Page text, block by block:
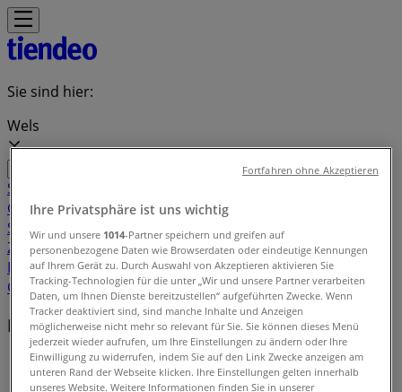
Sie sind hier:
Wels
Schnäppchen
GartencenterMöbel & WohnenMode &
Schuhe
Elektronik Sport
Auto, Motorrad &
ZubehörDrogerien & ParfümerienBücher &
BürobedarfRestaurantsReisenApotheken &
GesundheitSpielzeug & Baby
Lokale Marken
Tiendeo in Wels»
Ihre Privatsphäre ist uns wichtig
Wir und unsere 1014-Partner speichern und greifen auf
personenbezogene Daten wie Browserdaten oder eindeutige Kennungen
auf Ihrem Gerät zu. Durch Auswahl von Akzeptieren aktivieren Sie
Tracking-Technologien für die unter „Wir und unsere Partner verarbeiten
Daten, um Ihnen Dienste bereitzustellen“ aufgeführten Zwecke. Wenn
Tracker deaktiviert sind, sind manche Inhalte und Anzeigen
möglicherweise nicht mehr so relevant für Sie. Sie können dieses Menü
jederzeit wieder aufrufen, um Ihre Einstellungen zu ändern oder Ihre
Einwilligung zu widerrufen, indem Sie auf den Link Zwecke anzeigen am
unteren Rand der Webseite klicken. Ihre Einstellungen gelten innerhalb
unseres Website. Weitere Informationen finden Sie in unserer
Fortfahren ohne Akzeptieren